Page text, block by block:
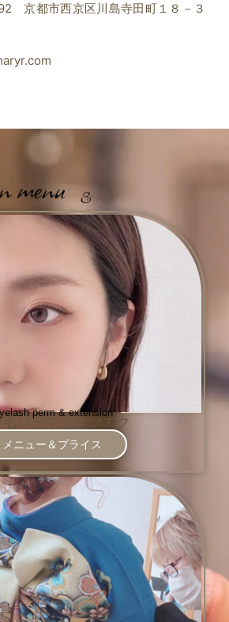
京都市西京区川島寺田町１８－３
wor
menu & Price
ンメニュー&プライス
perm & extension
毛パーマ／マツエク
メニュー＆プライス